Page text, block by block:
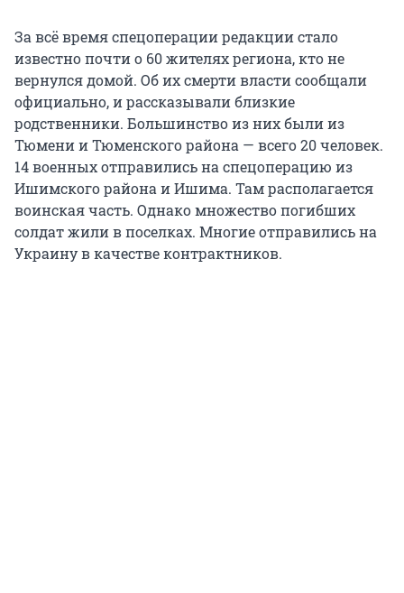
За всё время спецоперации редакции стало
известно почти о 60 жителях региона, кто не
вернулся домой. Об их смерти власти сообщали
официально, и рассказывали близкие
родственники. Большинство из них были из
Тюмени и Тюменского района — всего 20 человек.
14 военных отправились на спецоперацию из
Ишимского района и Ишима. Там располагается
воинская часть. Однако множество погибших
солдат жили в поселках. Многие отправились на
Украину в качестве контрактников.